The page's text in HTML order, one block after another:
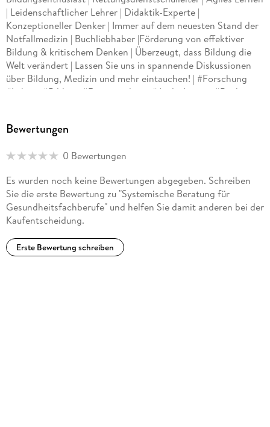
| Leidenschaftlicher Lehrer | Didaktik-Experte |
Konzeptioneller Denker | Immer auf dem neuesten Stand der
Notfallmedizin | Buchliebhaber |Förderung von effektiver
Bildung & kritischem Denken | Überzeugt, dass Bildung die
Welt verändert | Lassen Sie uns in spannende Diskussionen
über Bildung, Medizin und mehr eintauchen! | #Forschung
#Lehren #Bildung #Rettungsdienst#AgilesLernen #Bücher
Bewertungen
0 Bewertungen
Es wurden noch keine Bewertungen abgegeben. Schreiben
Sie die erste Bewertung zu "Systemische Beratung für
Gesundheitsfachberufe" und helfen Sie damit anderen bei der
Kaufentscheidung.
Erste Bewertung schreiben